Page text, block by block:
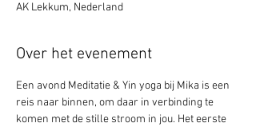
AK Lekkum, Nederland
Over het evenement
Een avond Meditatie & Yin yoga bij Mika is een
reis naar binnen, om daar in verbinding te
komen met de stille stroom in jou. Het eerste